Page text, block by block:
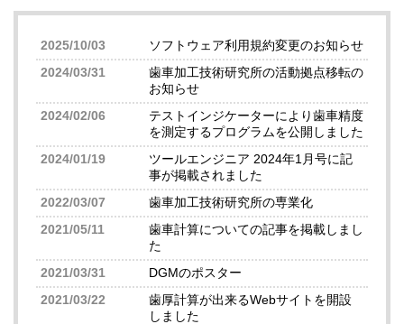
2025/10/03
ソフトウェア利用規約変更のお知らせ
2024/03/31
歯車加工技術研究所の活動拠点移転の
お知らせ
2024/02/06
テストインジケーターにより歯車精度
を測定するプログラムを公開しました
2024/01/19
ツールエンジニア 2024年1月号に記
事が掲載されました
2022/03/07
歯車加工技術研究所の専業化
2021/05/11
歯車計算についての記事を掲載しまし
た
2021/03/31
DGMのポスター
2021/03/22
歯厚計算が出来るWebサイトを開設
しました